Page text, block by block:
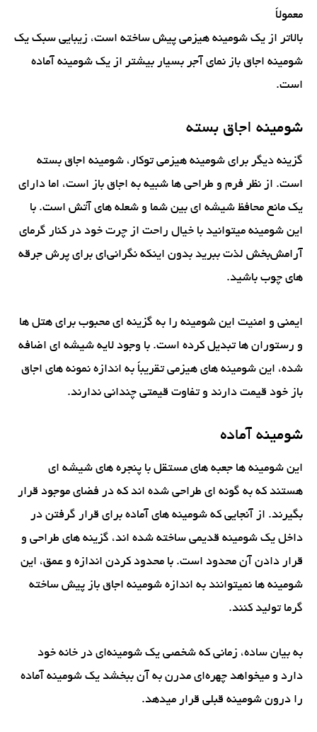
معمولاً
بالاتر از یک شومینه هیزمی پیش ساخته است، زیبایی سبک یک
شومینه اجاق باز نمای آجر بسیار بیشتر از یک شومینه آماده
است.
شومینه اجاق بسته
گزینه دیگر برای شومینه هیزمی توکار، شومینه اجاق بسته
است. از نظر فرم و طراحی ها شبیه به اجاق باز است، اما دارای
یک مانع محافظ شیشه ای بین شما و شعله های آتش است. با
این شومینه میتوانید با خیال راحت از چرت خود در کنار گرمای
آرامش‌بخش لذت ببرید بدون اینکه نگرانی‌ای برای پرش جرقه
های چوب باشید.
ایمنی و امنیت این شومینه را به گزینه ای محبوب برای هتل ها
و رستوران ها تبدیل کرده است. با وجود لایه شیشه ای اضافه
شده، این شومینه های هیزمی تقریباً به اندازه نمونه های اجاق
باز خود قیمت دارند و تفاوت قیمتی چندانی ندارند.
شومینه آماده
این شومینه ها جعبه های مستقل با پنجره های شیشه ای
هستند که به گونه ای طراحی شده اند که در فضای موجود قرار
بگیرند. از آنجایی که شومینه های آماده برای قرار گرفتن در
داخل یک شومینه قدیمی ساخته شده اند، گزینه های طراحی و
قرار دادن آن محدود است. با محدود کردن اندازه و عمق، این
شومینه ها نمیتوانند به اندازه شومینه اجاق باز پیش ساخته
گرما تولید کنند.
به بیان ساده، زمانی که شخصی یک شومینه‌ای در خانه خود
دارد و میخواهد چهره‌ای مدرن به آن ببخشد یک شومینه آماده
را درون شومینه قبلی قرار میدهد.